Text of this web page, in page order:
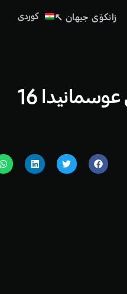
زانكۆی جیهان ↖ کوردیالعربية
16